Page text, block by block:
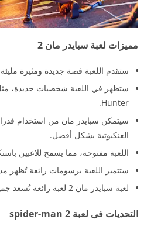
مميزات لعبة سبايدر مان 2
ستقدم اللعبة قصة جديدة ومثيرة مليئة
Hunter.
سيتمكن سبايدر مان من استخدام
العنكبوتية بشكل أفضل.
اللعبة مفتوحة، مما يسمح للاعبين
ستتميز اللعبة برسومات رائعة تُظهر
لعبة سبايدر مان 2 لعبة رائعة تُسعد جميع محبي ألعاب الفيديو
التحديات فى لعبة spider-man 2